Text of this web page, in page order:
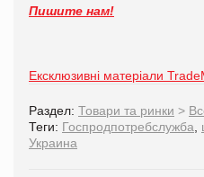
Пишите нам!
Ексклюзивні матеріали
Раздел: Товари та ринки >
Теги: Госпродпотребслужба
Украина